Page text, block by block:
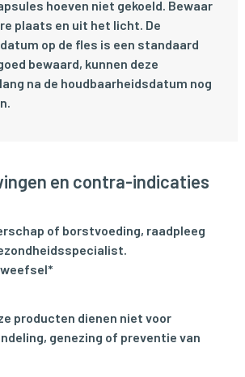
hoeven niet gekoeld. Bewaar
plaats en uit het licht. De
op de fles is een standaard
bewaard, kunnen deze
na de houdbaarheidsdatum nog
en contra-indicaties
of borstvoeding, raadpleeg
producten dienen niet voor
genezing of preventie van